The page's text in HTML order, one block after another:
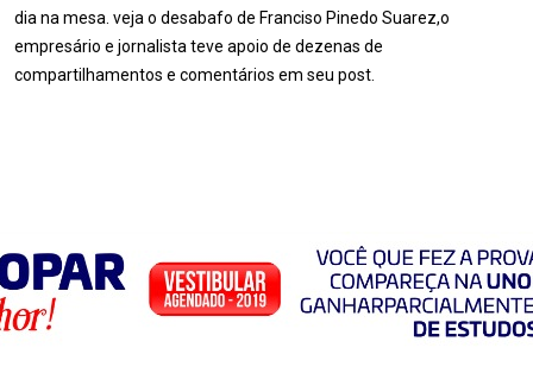
dia na mesa. veja o desabafo de Franciso Pinedo Suarez,o
empresário e jornalista teve apoio de dezenas de
compartilhamentos e comentários em seu post.